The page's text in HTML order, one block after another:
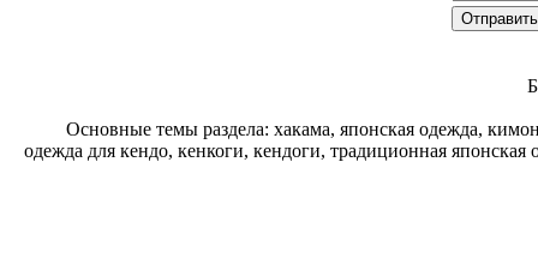
Основные темы раздела: хакама, японская одежда,
одежда для кендо, кенкоги, кендоги, традиционная